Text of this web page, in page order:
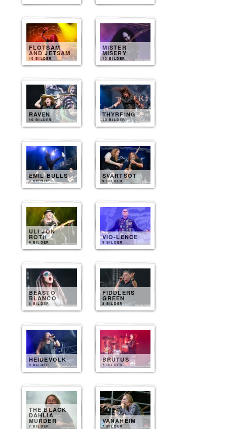
FLOTSAM
AND JETSAM
10 BILDER
MISTER
MISERY
10 BILDER
RAVEN
10 BILDER
THYRFING
10 BILDER
EMIL BULLS
9 BILDER
SVARTSOT
9 BILDER
ULI JON
ROTH
9 BILDER
VIO-LENCE
9 BILDER
BEASTO
BLANCO
8 BILDER
FIDDLERS
GREEN
8 BILDER
HEIDEVOLK
8 BILDER
BRUTUS
7 BILDER
THE BLACK
DAHLIA
MURDER
7 BILDER
VANAHEIM
7 BILDER